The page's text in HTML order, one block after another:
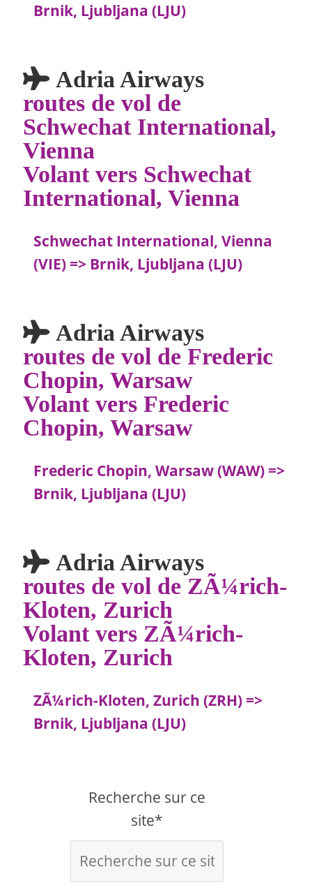
Brnik, Ljubljana (LJU)
Adria Airways
routes de vol de
Schwechat International,
Vienna
Volant vers Schwechat
International, Vienna
Schwechat International, Vienna
(VIE) => Brnik, Ljubljana (LJU)
Adria Airways
routes de vol de Frederic
Chopin, Warsaw
Volant vers Frederic
Chopin, Warsaw
Frederic Chopin, Warsaw (WAW) =>
Brnik, Ljubljana (LJU)
Adria Airways
routes de vol de ZÃ¼rich-
Kloten, Zurich
Volant vers ZÃ¼rich-
Kloten, Zurich
ZÃ¼rich-Kloten, Zurich (ZRH) =>
Brnik, Ljubljana (LJU)
Recherche sur ce
site*